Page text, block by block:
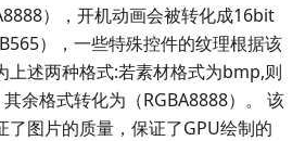
），开机动画会被转化成16bit
），一些特殊控件的纹理根据该
上述两种格式:若素材格式为bmp,则
余格式转化为（RGBA8888）。 该
了图片的质量，保证了GPU绘制的